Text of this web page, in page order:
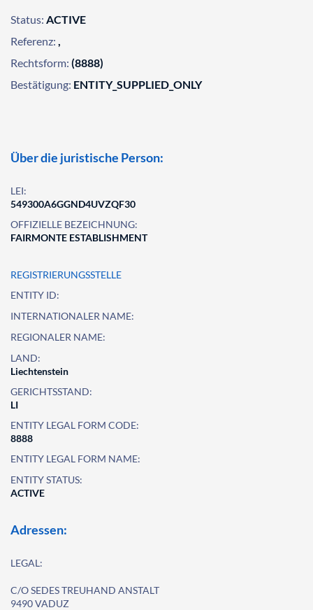
Status: ACTIVE
Referenz: ,
Rechtsform: (8888)
Bestätigung: ENTITY_SUPPLIED_ONLY
Über die juristische Person:
LEI:
549300A6GGND4UVZQF30
OFFIZIELLE BEZEICHNUNG:
FAIRMONTE ESTABLISHMENT
REGISTRIERUNGSSTELLE
ENTITY ID:
INTERNATIONALER NAME:
REGIONALER NAME:
LAND:
Liechtenstein
GERICHTSSTAND:
LI
ENTITY LEGAL FORM CODE:
8888
ENTITY LEGAL FORM NAME:
ENTITY STATUS:
ACTIVE
Adressen:
LEGAL:
C/O SEDES TREUHAND ANSTALT
9490 VADUZ